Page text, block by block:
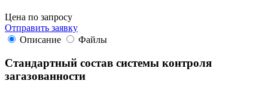
Цена по запросу
Отправить заявку
Описание
Файлы
Стандартный состав системы контроля
загазованности